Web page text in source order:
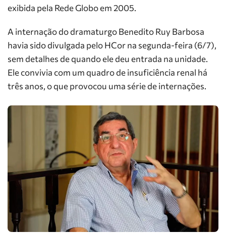
exibida pela Rede Globo em 2005.
A internação do dramaturgo Benedito Ruy Barbosa
havia sido divulgada pelo HCor na segunda-feira (6/7),
sem detalhes de quando ele deu entrada na unidade.
Ele convivia com um quadro de insuficiência renal há
três anos, o que provocou uma série de internações.